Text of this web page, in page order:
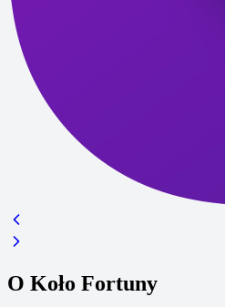
O Koło Fortuny